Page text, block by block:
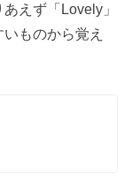
えず「Lovely」
ものから覚え